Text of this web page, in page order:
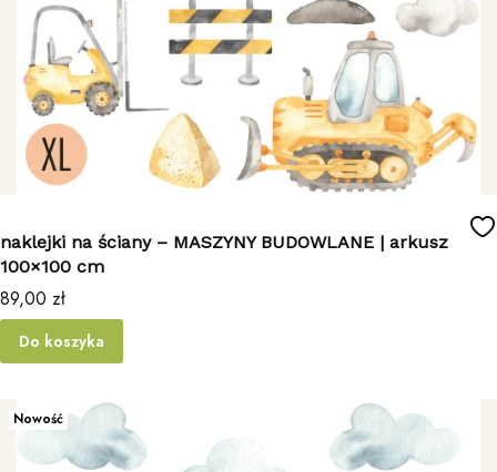
naklejki na ściany – MASZYNY BUDOWLANE | arkusz
100×100 cm
Cena
89,00 zł
Do koszyka
Nowość